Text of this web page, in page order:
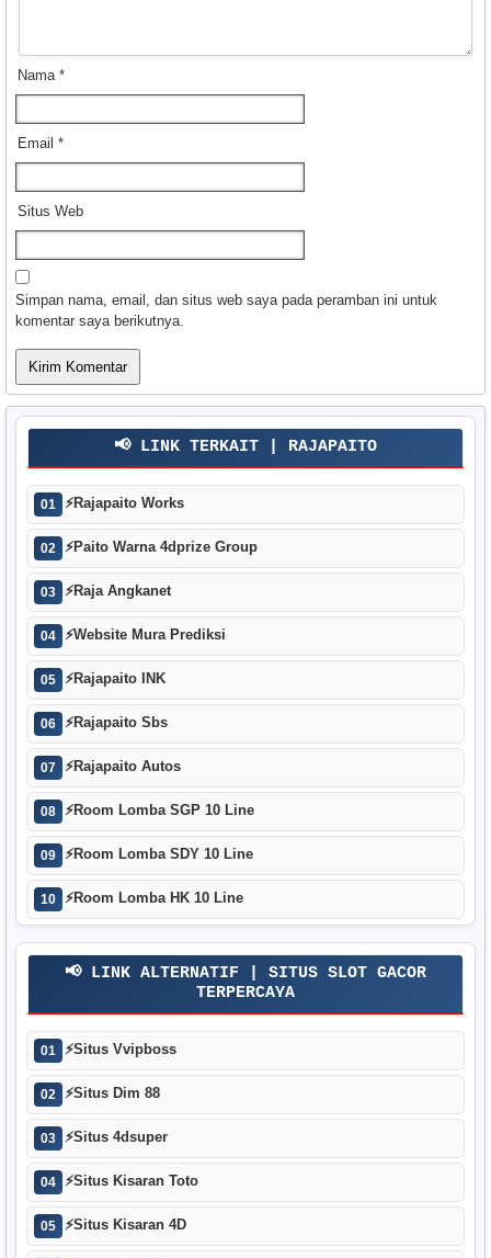
Nama *
Email *
Situs Web
Simpan nama, email, dan situs web saya pada peramban ini untuk
komentar saya berikutnya.
📢 LINK TERKAIT | RAJAPAITO
01 ⚡Rajapaito Works
02 ⚡Paito Warna 4dprize Group
03 ⚡Raja Angkanet
04 ⚡Website Mura Prediksi
05 ⚡Rajapaito INK
06 ⚡Rajapaito Sbs
07 ⚡Rajapaito Autos
08 ⚡Room Lomba SGP 10 Line
09 ⚡Room Lomba SDY 10 Line
10 ⚡Room Lomba HK 10 Line
📢 LINK ALTERNATIF | SITUS SLOT GACOR
TERPERCAYA
01 ⚡Situs Vvipboss
02 ⚡Situs Dim 88
03 ⚡Situs 4dsuper
04 ⚡Situs Kisaran Toto
05 ⚡Situs Kisaran 4D